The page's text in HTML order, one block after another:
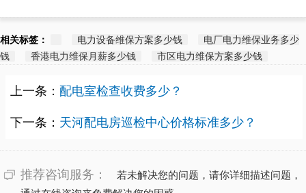
相关标签： 电力设备维保方案多少钱
电厂电力维保业务多少
钱
香港电力维保月薪多少钱 市区电力维保方案多少钱
上一条： 配电室检查收费多少？
下一条： 天河配电房巡检中心价格标准多少？
推荐咨询服务：
若未解决您的问题，请你详细描述问题，